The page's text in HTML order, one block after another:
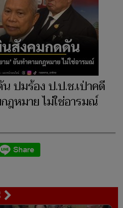
ปมร้อง ป.ป.ช.เป่าคดี
ฎหมาย ไม่ใช่อารมณ์